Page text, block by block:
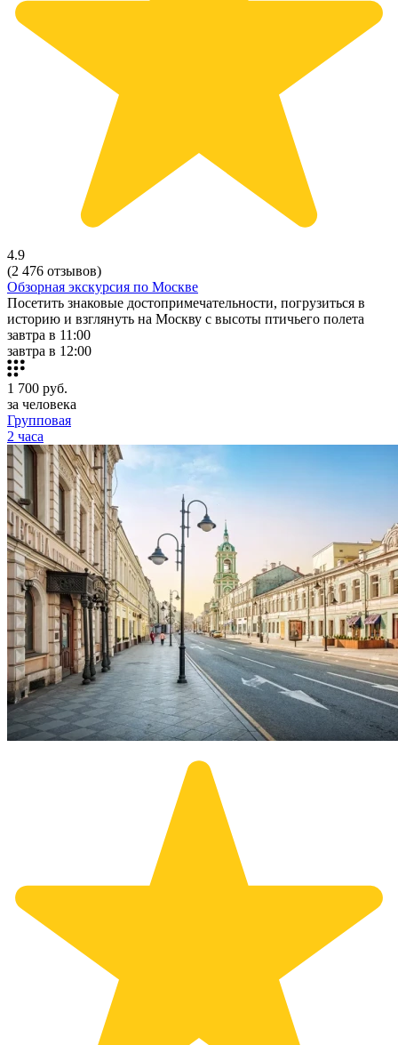
4.9
(2 476 отзывов)
Обзорная экскурсия по Москве
Посетить знаковые достопримечательности, погрузиться в
историю и взглянуть на Москву с высоты птичьего полета
завтра в 11:00
завтра в 12:00
1 700 руб.
за человека
Групповая
2 часа